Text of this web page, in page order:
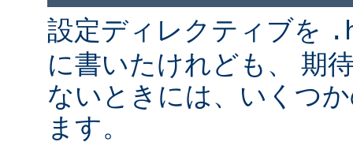
設定ディレクティブを
に書いたけれども、 期
ないときには、いくつ
ます。